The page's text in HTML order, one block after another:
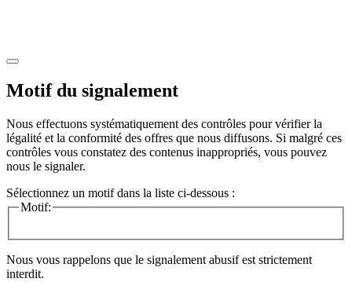
Motif du signalement
Nous effectuons systématiquement des contrôles pour vérifier la
légalité et la conformité des offres que nous diffusons. Si malgré ces
contrôles vous constatez des contenus inappropriés, vous pouvez
nous le signaler.
Sélectionnez un motif dans la liste ci-dessous :
Motif:
Nous vous rappelons que le signalement abusif est strictement
interdit.